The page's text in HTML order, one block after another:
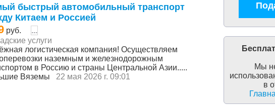
быстрый автомобильный транспорт
Китаем и Россией
руб.
...
услуги
логистическая компания! Осуществляем
наземным и железнодорожным
в Россию и страны Центральной Азии.....
Вяземы
22 мая 2026 г. 09:01
Мы
в